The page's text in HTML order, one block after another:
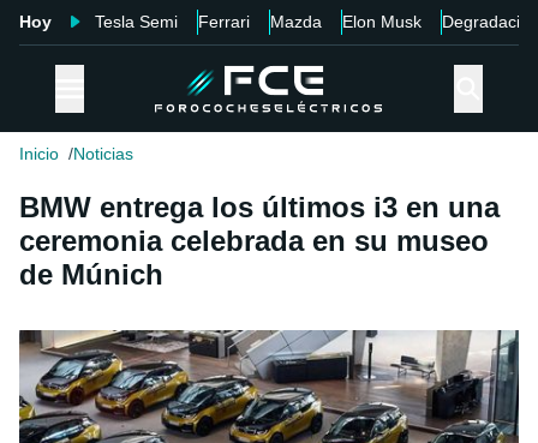
Hoy Tesla Semi Ferrari Mazda Elon Musk Degradación
Inicio Noticias
BMW entrega los últimos i3 en una
ceremonia celebrada en su museo
de Múnich